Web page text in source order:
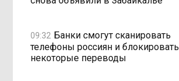
09:32 Банки смогут сканировать
телефоны россиян и блокировать
некоторые переводы